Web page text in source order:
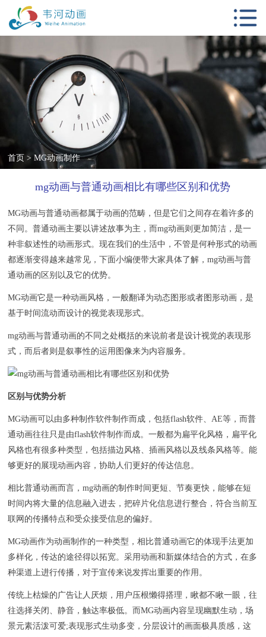
首页
动画服务项目
客户案例
影视视觉设计
新闻中心
动画知识
关于我们
联系我们
首页 >MG动画制作
mg动画与普通动画相比有哪些区别和优势
MG动画与普通动画都属于动画的范畴，但是它们之间存在着许多的
不同。普通动画主要以讲述故事为主，而mg动画则更加简洁，是一
种非叙述性的动画形式。现在我们的生活中，不管是何种形式的动画
都逐渐变得越来越常见，下面小编便带大家具体了解，mg动画与普
通动画的区别以及它的优势。
MG动画它是一种动画风格，一般翻译为动态图形或者图形动画，是
基于时间流动而设计的视觉表现形式。
mg动画与普通动画的不同之处概括的来说前者是设计视觉的表现形
式，而后者则是叙事性的运用图像来为内容服务。
区别与优势分析
MG动画可以由多种制作软件制作而成，包括flash软件、AE等，而普
通动画往往只是由flash软件制作而成。一般都为扁平化风格，扁平化
风格也有很多种类型，包括描边风格、插画风格以及线条风格等。能
够更好的展现动画内容，协助人们更好的传达信息。
相比普通动画而言，mg动画的制作时间更短、节奏更快，能够在短
时间内将大量的信息融入进去，把碎片化信息进行整合，符合当前互
联网的传播特点和受众接受信息的偏好。
MG动画作为动画制作的一种类型，相比普通动画它的体现手法更加
多样化，传达的途径得以拓宽。采用动画和新媒体结合的方式，在多
种渠道上进行传播，对于宣传来说发挥出重要的作用。
传统上枯燥的广告让人厌烦，用户压根懒得搭理，瞅都不瞅一眼，往
往选择关闭、静音，触达率极低。而MG动画内容呈现幽默生动，场
景元素活泼可爱;表现形式生动多变，分层设计的画面极具质感，这